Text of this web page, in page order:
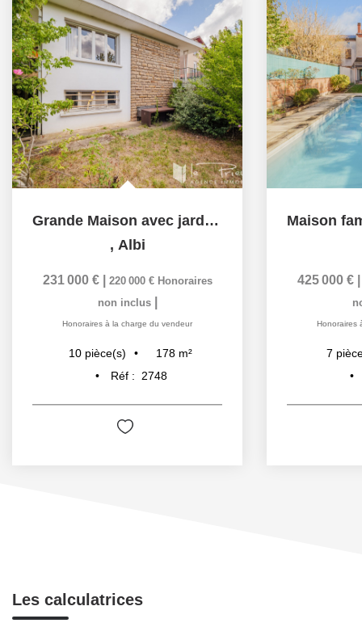
Grande Maison avec jardin, garage et fort potentiel...
, Albi
231 000 € 220 000 € Honoraires
non inclus
Honoraires à la charge du vendeur
10 pièce(s) 178 m²
Réf :
2748
425 000 €
Honoraires
7
Les calculatrices